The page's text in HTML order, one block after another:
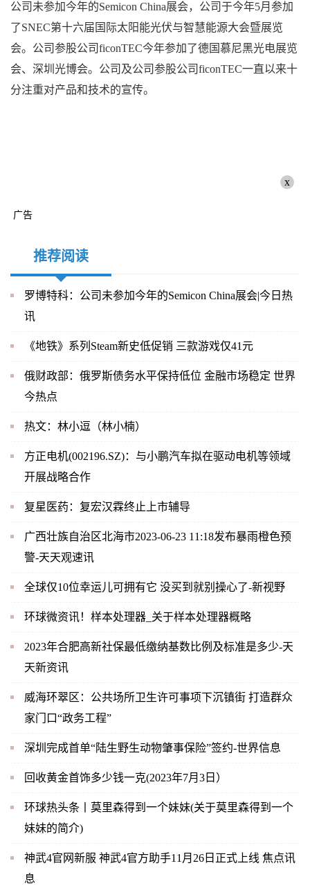
公司未参加今年的Semicon China展会，公司于今年5月参加
了SNEC第十六届国际太阳能光伏与智慧能源大会暨展览
会。公司参股公司ficonTEC今年参加了德国慕尼黑光电展览
会、深圳光博会。公司及公司参股公司ficonTEC一直以来十
分注重对产品和技术的宣传。
x
广告
推荐阅读
罗博特科：公司未参加今年的Semicon China展会|今日热
讯
《地铁》系列Steam新史低促销 三款游戏仅41元
俄财政部：俄罗斯债务水平保持低位 金融市场稳定 世界
今热点
热文：林小逗（林小楠）
方正电机(002196.SZ)：与小鹏汽车拟在驱动电机等领域
开展战略合作
复星医药：复宏汉霖终止上市辅导
广西壮族自治区北海市2023-06-23 11:18发布暴雨橙色预
警-天天观速讯
全球仅10位幸运儿可拥有它 没买到就别操心了-新视野
环球微资讯！样本处理器_关于样本处理器概略
2023年合肥高新社保最低缴纳基数比例及标准是多少-天
天新资讯
威海环翠区：公共场所卫生许可事项下沉镇街 打造群众
家门口“政务工程”
深圳完成首单“陆生野生动物肇事保险”签约-世界信息
回收黄金首饰多少钱一克(2023年7月3日）
环球热头条丨莫里森得到一个妹妹(关于莫里森得到一个
妹妹的简介)
神武4官网新服 神武4官方助手11月26日正式上线 焦点讯
息